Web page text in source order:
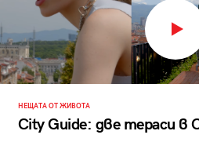
НЕЩАТА ОТ ЖИВОТА
City Guide: две тераси